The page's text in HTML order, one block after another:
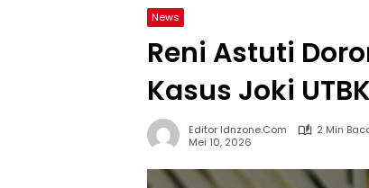
News
Reni Astuti
Kasus Joki UTBK
Editor Idnzone.com
2 Min
Mei 10, 2026